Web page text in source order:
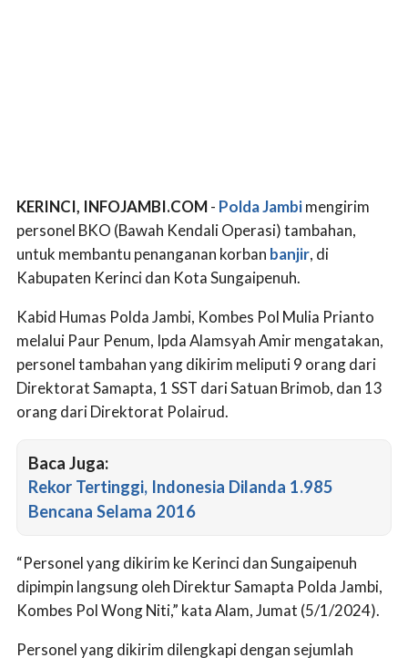
KERINCI, INFOJAMBI.COM- Polda Jambimengirim
personel BKO (Bawah Kendali Operasi) tambahan,
untuk membantu penanganan korban banjir, di
Kabupaten Kerinci dan Kota Sungaipenuh.
Kabid Humas Polda Jambi, Kombes Pol Mulia Prianto
melalui Paur Penum, Ipda Alamsyah Amir mengatakan,
personel tambahan yang dikirim meliputi 9 orang dari
Direktorat Samapta, 1 SST dari Satuan Brimob, dan 13
orang dari Direktorat Polairud.
Baca Juga:
Rekor Tertinggi, Indonesia Dilanda 1.985
Bencana Selama 2016
“Personel yang dikirim ke Kerinci dan Sungaipenuh
dipimpin langsung oleh Direktur Samapta Polda Jambi,
Kombes Pol Wong Niti,” kata Alam, Jumat (5/1/2024).
Personel yang dikirim dilengkapi dengan sejumlah